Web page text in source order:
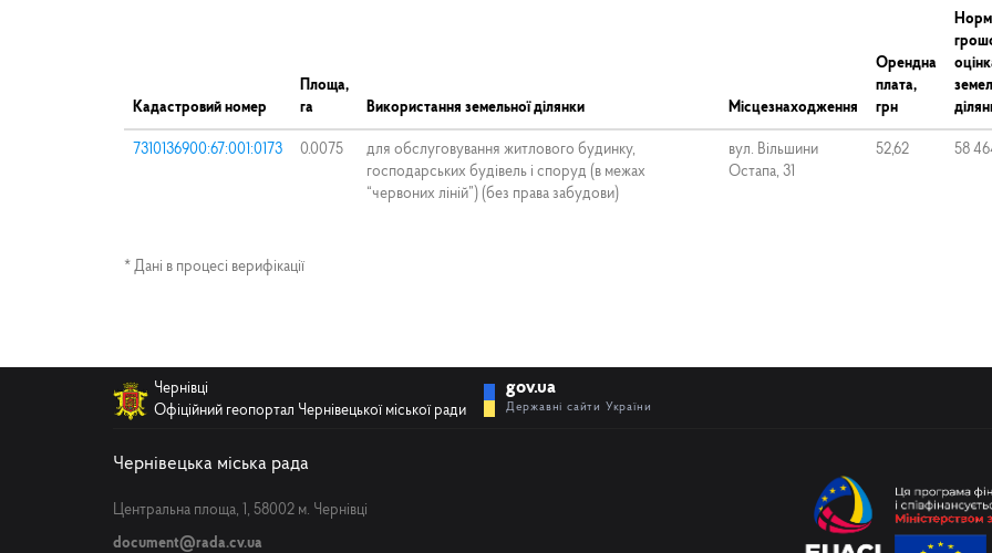
Кадастровий номер
Площа,
га
Використання земельної ділянки Місцезнаходження
Орендна
плата,
грн
7310136900:67:001:0173 0.0075
для обслуговування житлового будинку,
господарських будівель і споруд (в межах
“червоних ліній”) (без права забудови)
вул. Вільшини
Остапа, 31
52,62 58
* Дані в процесі верифікації
Чернівці
Офіційний геопортал Чернівецької міської ради
gov.ua
Державні сайти України
Чернівецька міська рада
Центральна площа, 1, 58002 м. Чернівці
document@rada.cv.ua